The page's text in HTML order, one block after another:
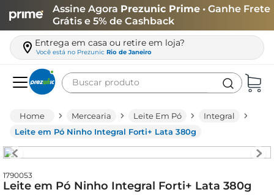
Assine Agora Prezunic Prime • Ganhe Frete
Grátis e 5% de Cashback
Entrega em casa ou retire em loja?
Você está no Prezunic Rio de Janeiro
Buscar produto
Mercearia Leite Em Pó
Integral
Leite em Pó Ninho Integral Forti+ Lata 380g
1790053
Leite em Pó Ninho Integral Forti+ Lata 380g
leite
queijo